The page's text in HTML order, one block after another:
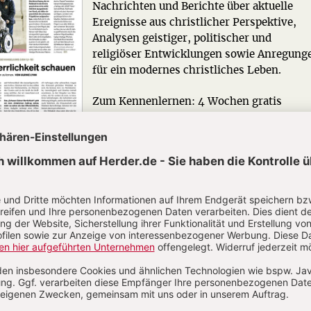
Nachrichten und Berichte über aktuelle
Ereignisse aus christlicher Perspektive,
Analysen geistiger, politischer und
religiöser Entwicklungen sowie
für ein modernes christliches Leben.
Zum Kennenlernen: 4 Wochen gratis